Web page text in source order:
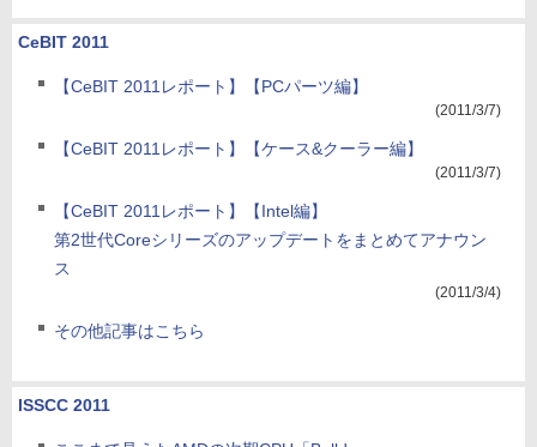
CeBIT 2011
【CeBIT 2011レポート】【PCパーツ編】
(2011/3/7)
【CeBIT 2011レポート】【ケース&クーラー編】
(2011/3/7)
【CeBIT 2011レポート】【Intel編】
第2世代Coreシリーズのアップデートをまとめてアナウン
ス
(2011/3/4)
その他記事はこちら
ISSCC 2011